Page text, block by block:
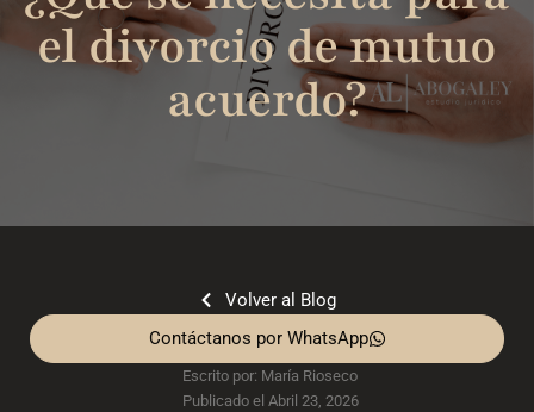
el divorcio de mutuo
acuerdo?
Volver al Blog
Contáctanos por WhatsApp
Escrito por: María Rioseco
Publicado el Abril 23, 2026